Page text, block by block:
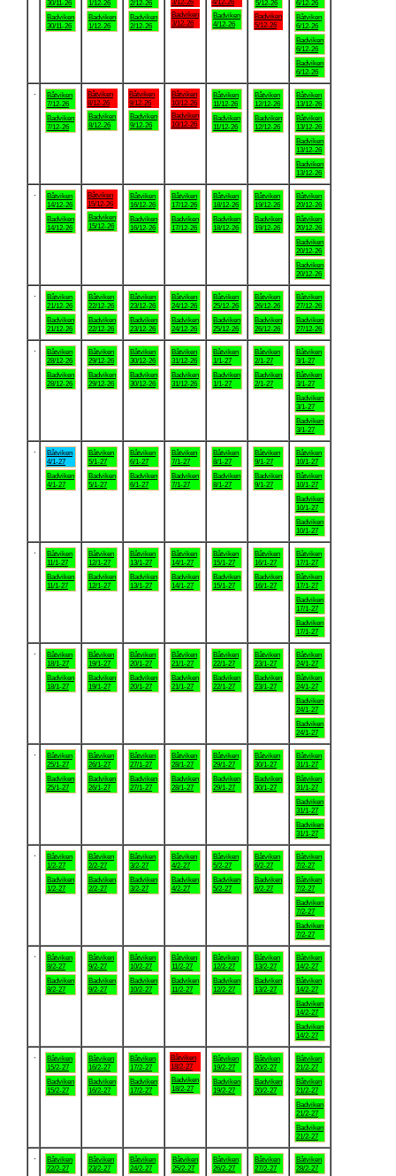
30/11-26
Badviken
30/11-26
1/12-26
Badviken
1/12-26
2/12-26
Badviken
2/12-26
3/12-26
Badviken
3/12-26
4/12-26
Badviken
4/12-26
5/12-26
Badviken
5/12-26
6/12-26
Båtviken
6/12-26
Badviken
6/12-26
Badviken
6/12-26
Båtviken
7/12-26
Badviken
7/12-26
Båtviken
8/12-26
Badviken
8/12-26
Båtviken
9/12-26
Badviken
9/12-26
Båtviken
10/12-26
Badviken
10/12-26
Båtviken
11/12-26
Badviken
11/12-26
Båtviken
12/12-26
Badviken
12/12-26
Båtviken
13/12-26
Båtviken
13/12-26
Badviken
13/12-26
Badviken
13/12-26
Båtviken
14/12-26
Badviken
14/12-26
Båtviken
15/12-26
Badviken
15/12-26
Båtviken
16/12-26
Badviken
16/12-26
Båtviken
17/12-26
Badviken
17/12-26
Båtviken
18/12-26
Badviken
18/12-26
Båtviken
19/12-26
Badviken
19/12-26
Båtviken
20/12-26
Båtviken
20/12-26
Badviken
20/12-26
Badviken
20/12-26
Båtviken
21/12-26
Badviken
21/12-26
Båtviken
22/12-26
Badviken
22/12-26
Båtviken
23/12-26
Badviken
23/12-26
Båtviken
24/12-26
Badviken
24/12-26
Båtviken
25/12-26
Badviken
25/12-26
Båtviken
26/12-26
Badviken
26/12-26
Båtviken
27/12-26
Badviken
27/12-26
Båtviken
28/12-26
Badviken
28/12-26
Båtviken
29/12-26
Badviken
29/12-26
Båtviken
30/12-26
Badviken
30/12-26
Båtviken
31/12-26
Badviken
31/12-26
Båtviken
1/1-27
Badviken
1/1-27
Båtviken
2/1-27
Badviken
2/1-27
Båtviken
3/1-27
Båtviken
3/1-27
Badviken
3/1-27
Badviken
3/1-27
Båtviken
4/1-27
Badviken
4/1-27
Båtviken
5/1-27
Badviken
5/1-27
Båtviken
6/1-27
Badviken
6/1-27
Båtviken
7/1-27
Badviken
7/1-27
Båtviken
8/1-27
Badviken
8/1-27
Båtviken
9/1-27
Badviken
9/1-27
Båtviken
10/1-27
Båtviken
10/1-27
Badviken
10/1-27
Badviken
10/1-27
Båtviken
11/1-27
Badviken
11/1-27
Båtviken
12/1-27
Badviken
12/1-27
Båtviken
13/1-27
Badviken
13/1-27
Båtviken
14/1-27
Badviken
14/1-27
Båtviken
15/1-27
Badviken
15/1-27
Båtviken
16/1-27
Badviken
16/1-27
Båtviken
17/1-27
Båtviken
17/1-27
Badviken
17/1-27
Badviken
17/1-27
Båtviken
18/1-27
Badviken
18/1-27
Båtviken
19/1-27
Badviken
19/1-27
Båtviken
20/1-27
Badviken
20/1-27
Båtviken
21/1-27
Badviken
21/1-27
Båtviken
22/1-27
Badviken
22/1-27
Båtviken
23/1-27
Badviken
23/1-27
Båtviken
24/1-27
Båtviken
24/1-27
Badviken
24/1-27
Badviken
24/1-27
Båtviken
25/1-27
Badviken
25/1-27
Båtviken
26/1-27
Badviken
26/1-27
Båtviken
27/1-27
Badviken
27/1-27
Båtviken
28/1-27
Badviken
28/1-27
Båtviken
29/1-27
Badviken
29/1-27
Båtviken
30/1-27
Badviken
30/1-27
Båtviken
31/1-27
Båtviken
31/1-27
Badviken
31/1-27
Badviken
31/1-27
Båtviken
1/2-27
Badviken
1/2-27
Båtviken
2/2-27
Badviken
2/2-27
Båtviken
3/2-27
Badviken
3/2-27
Båtviken
4/2-27
Badviken
4/2-27
Båtviken
5/2-27
Badviken
5/2-27
Båtviken
6/2-27
Badviken
6/2-27
Båtviken
7/2-27
Båtviken
7/2-27
Badviken
7/2-27
Badviken
7/2-27
Båtviken
8/2-27
Badviken
8/2-27
Båtviken
9/2-27
Badviken
9/2-27
Båtviken
10/2-27
Badviken
10/2-27
Båtviken
11/2-27
Badviken
11/2-27
Båtviken
12/2-27
Badviken
12/2-27
Båtviken
13/2-27
Badviken
13/2-27
Båtviken
14/2-27
Båtviken
14/2-27
Badviken
14/2-27
Badviken
14/2-27
Båtviken
15/2-27
Badviken
15/2-27
Båtviken
16/2-27
Badviken
16/2-27
Båtviken
17/2-27
Badviken
17/2-27
Båtviken
18/2-27
Badviken
18/2-27
Båtviken
19/2-27
Badviken
19/2-27
Båtviken
20/2-27
Badviken
20/2-27
Båtviken
21/2-27
Båtviken
21/2-27
Badviken
21/2-27
Badviken
21/2-27
Båtviken
22/2-27
Båtviken
23/2-27
Båtviken
24/2-27
Båtviken
25/2-27
Båtviken
26/2-27
Båtviken
27/2-27
Båtviken
28/2-27